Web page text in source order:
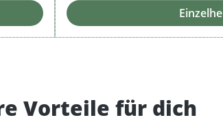
Vorteile für dich